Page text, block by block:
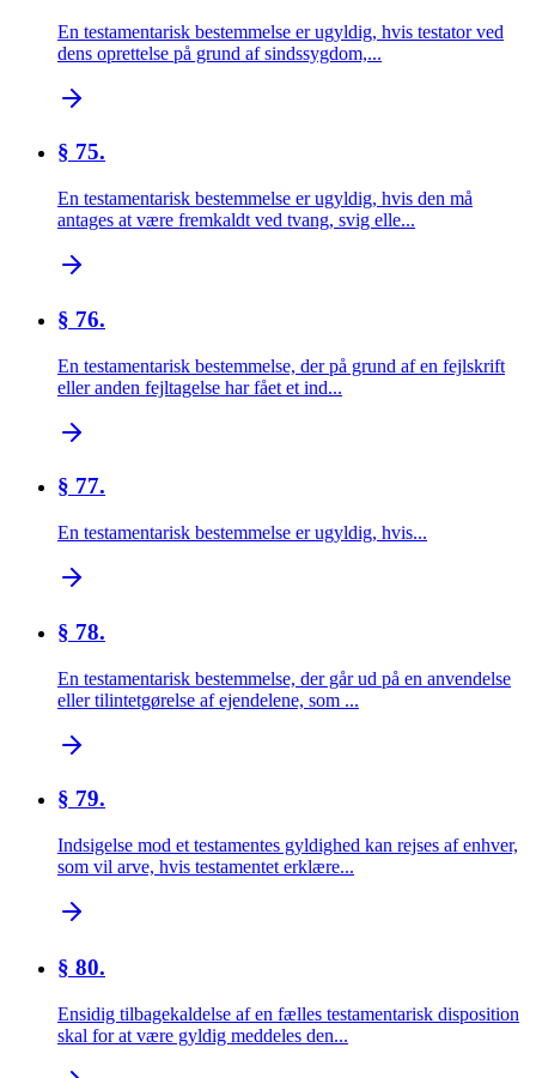
En testamentarisk bestemmelse er ugyldig, hvis testator ved
dens oprettelse på grund af sindssygdom,...
§ 75.
En testamentarisk bestemmelse er ugyldig, hvis den må
antages at være fremkaldt ved tvang, svig elle...
§ 76.
En testamentarisk bestemmelse, der på grund af en fejlskrift
eller anden fejltagelse har fået et ind...
§ 77.
En testamentarisk bestemmelse er ugyldig, hvis...
§ 78.
En testamentarisk bestemmelse, der går ud på en anvendelse
eller tilintetgørelse af ejendelene, som ...
§ 79.
Indsigelse mod et testamentes gyldighed kan rejses af enhver,
som vil arve, hvis testamentet erklære...
§ 80.
Ensidig tilbagekaldelse af en fælles testamentarisk disposition
skal for at være gyldig meddeles den...